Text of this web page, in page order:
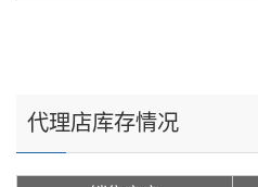
代理店库存情况